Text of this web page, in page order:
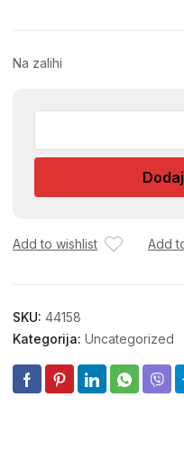
Na zalihi
VECI
15
količina
Add to wishlist Add
SKU: 44158
Kategorija: Uncategorized